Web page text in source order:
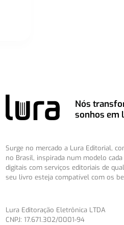
Nós
sonhos em
Surge no mercado a Lura Editorial,
no Brasil, inspirada num modelo
digitais com serviços editoriais de
seu livro esteja compatível com os
Lura Editoração Eletrônica LTDA
CNPJ: 17.671.302/0001-94